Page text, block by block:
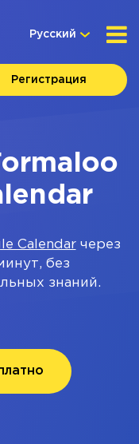
Русский
Регистрация
Calendarчерез
без
знаний.